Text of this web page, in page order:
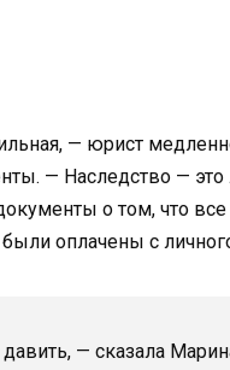
— юрист
— Наследство — это
о том, что
оплачены с
— сказала